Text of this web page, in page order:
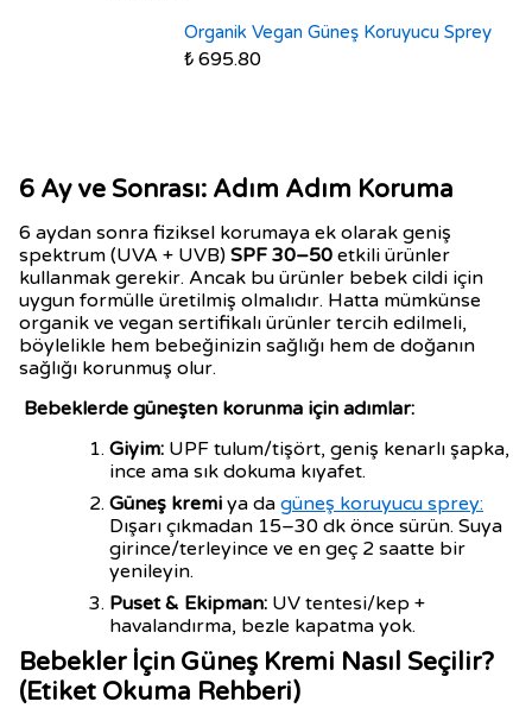
Organik Vegan Güneş Koruyucu Sprey
₺ 695.80
6 Ay ve Sonrası: Adım Adım Koruma
6 aydan sonra fiziksel korumaya ek olarak geniş
spektrum (UVA + UVB) SPF 30–50 etkili ürünler
kullanmak gerekir. Ancak bu ürünler bebek cildi için
uygun formülle üretilmiş olmalıdır. Hatta mümkünse
organik ve vegan sertifikalı ürünler tercih edilmeli,
böylelikle hem bebeğinizin sağlığı hem de doğanın
sağlığı korunmuş olur.
Bebeklerde güneşten korunma için adımlar:
Giyim: UPF tulum/tişört, geniş kenarlı şapka,
ince ama sık dokuma kıyafet.
Güneş kremi ya da güneş koruyucu sprey:
Dışarı çıkmadan 15–30 dk önce sürün. Suya
girince/terleyince ve en geç 2 saatte bir
yenileyin.
Puset & Ekipman: UV tentesi/kep +
havalandırma, bezle kapatma yok.
Bebekler İçin Güneş Kremi Nasıl Seçilir?
(Etiket Okuma Rehberi)